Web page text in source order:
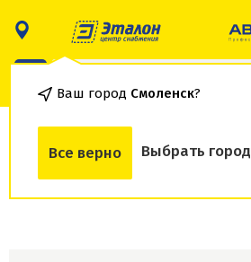
Ваш город Смоленск?
Все верно Выбрать город
О товаре Доставка и оплата